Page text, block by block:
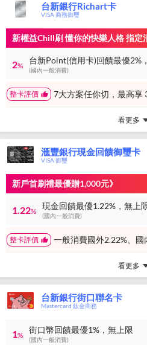
台新銀行Richart卡
VISA 商務御璽
新權益Chill刷 懂你的快樂人格 指定
2%
台新Point(信用卡)回饋最優2%
(國內一般消費)
整卡評價 7大方案任你切，最高享
看更多
滙豐銀行現金回饋御璽卡
VISA 御璽
新戶首刷禮最優贈1,000元》
1.22%
現金回饋最優1.22%，無上
(國內一般消費)
整卡評價 一般消費國外2.22%、國
看更多
台新銀行街口聯名卡
Mastercard 鈦金商務
1%
街口幣回饋最優1%，無上限
(國內一般消費)